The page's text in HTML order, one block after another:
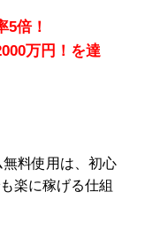
5倍！
万円！を達
料使用は、初心
楽に稼げる仕組